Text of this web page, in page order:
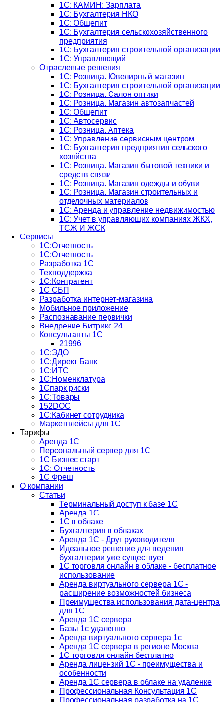
1C: КАМИН: Зарплата
1C: Бухгалтерия НКО
1С: Общепит
1С: Бухгалтерия сельскохозяйст­венного
предприятия
1С: Бухгалтерия строительной организации
1С: Управляющий
Отраслевые решения
1С: Розница. Ювелирный магазин
1С: Бухгалтерия строительной организации
1С: Розница. Салон оптики
1С: Розница. Магазин автозапчастей
1C: Общепит
1С: Автосервис
1С: Розница. Аптека
1С: Управление сервисным центром
1С: Бухгалтерия предприятия сельского
хозяйства
1С: Розница. Магазин бытовой техники и
средств связи
1С: Розница. Магазин одежды и обуви
1С: Розница. Магазин строительных и
отделочных материалов
1С: Аренда и управление недвижимостью
1C: Учет в управляющих компаниях ЖКХ,
ТСЖ И ЖСК
Сервисы
1С:Отчетность
1С:Отчетность
Разработка 1С
Техподдержка
1С:Контрагент
1С СБП
Разработка интернет-магазина
Мобильное приложение
Распознавание первички
Внедрение Битрикс 24
Консультанты 1С
21996
1С:ЭДО
1С:Директ Банк
1С:ИТС
1С:Номенклатура
1Спарк риски
1С:Товары
152DOC
1С:Кабинет сотрудника
Маркетплейсы для 1С
Тарифы
Аренда 1С
Персональный сервер для 1С
1С Бизнес старт
1С: Отчетность
1C Фреш
О компании
Статьи
Терминальный доступ к базе 1С
Аренда 1С
1С в облаке
Бухгалтерия в облаках
Аренда 1С - Друг руководителя
Идеальное решение для ведения
бухгалтерии уже существует
1С торговля онлайн в облаке - бесплатное
использование
Аренда виртуального сервера 1С -
расширение возможностей бизнеса
Преимущества использования дата-центра
для 1С
Аренда 1С сервера
Базы 1с удаленно
Аренда виртуального сервера 1с
Аренда 1С сервера в регионе Москва
1С торговля онлайн бесплатно
Аренда лицензий 1С - преимущества и
особенности
Аренда 1С сервера в облаке на удаленке
Профессиональная Консультация 1С
Профессиональная разработка на 1С